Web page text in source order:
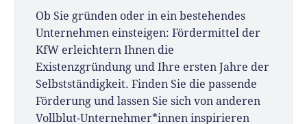
Ob Sie gründen oder in ein bestehendes
Unternehmen einsteigen: Fördermittel der
KfW erleichtern Ihnen die
Existenzgründung und Ihre ersten Jahre der
Selbstständigkeit. Finden Sie die passende
Förderung und lassen Sie sich von anderen
Vollblut-Unternehmer*innen inspirieren